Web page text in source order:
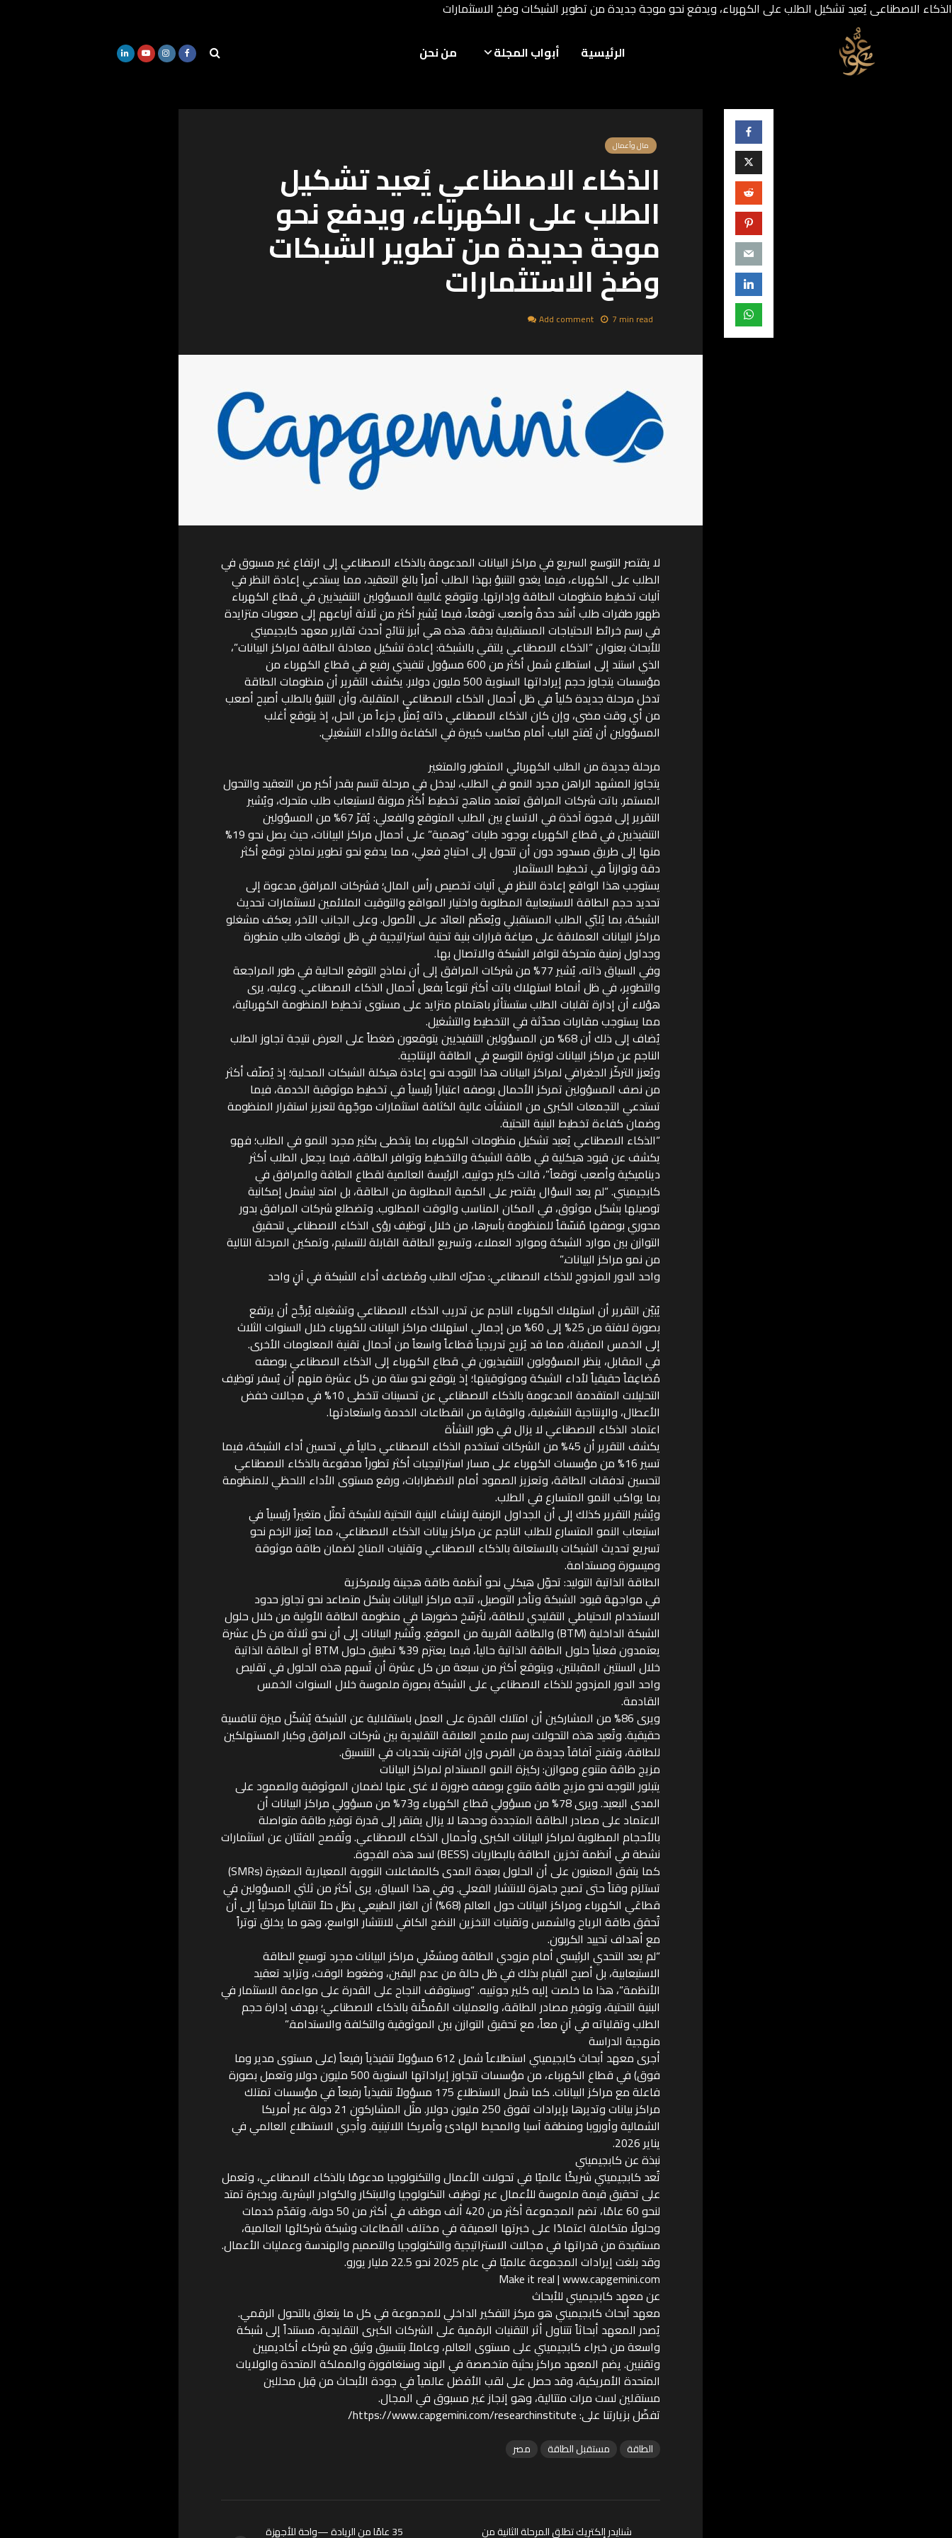
الذكاء الاصطناعي يُعيد تشكيل الطلب على الكهرباء، ويدفع نحو موجة جديدة من تطوير الشبكات وضخ الاستثمارات
الرئيسية أبواب المجلة من نحن
مال وأعمال
الذكاء الاصطناعي يُعيد تشكيل
الطلب على الكهرباء، ويدفع نحو
موجة جديدة من تطوير الشبكات
وضخ الاستثمارات
7 min read
Add comment
لا يقتصر التوسع السريع في مراكز البيانات المدعومة بالذكاء الاصطناعي إلى ارتفاع غير مسبوق في
الطلب على الكهرباء، فيما يغدو التنبؤ بهذا الطلب أمراً بالغ التعقيد، مما يستدعي إعادة النظر في
آليات تخطيط منظومات الطاقة وإدارتها. وتتوقع غالبية المسؤولين التنفيذيين في قطاع الكهرباء
ظهور طفرات طلب أشد حدةً وأصعب توقعاً، فيما يُشير أكثر من ثلاثة أرباعهم إلى صعوبات متزايدة
في رسم خرائط الاحتياجات المستقبلية بدقة. هذه هي أبرز نتائج أحدث تقارير معهد كابجيميني
للأبحاث بعنوان “الذكاء الاصطناعي يلتقي بالشبكة: إعادة تشكيل معادلة الطاقة لمراكز البيانات”،
الذي استند إلى استطلاع شمل أكثر من 600 مسؤول تنفيذي رفيع في قطاع الكهرباء من
مؤسسات يتجاوز حجم إيراداتها السنوية 500 مليون دولار. يكشف التقرير أن منظومات الطاقة
تدخل مرحلة جديدة كلياً في ظل أحمال الذكاء الاصطناعي المتقلبة، وأن التنبؤ بالطلب أصبح أصعب
من أي وقت مضى، وإن كان الذكاء الاصطناعي ذاته يُمثّل جزءاً من الحل، إذ يتوقع أغلب
المسؤولين أن يُفتح الباب أمام مكاسب كبيرة في الكفاءة والأداء التشغيلي.
مرحلة جديدة من الطلب الكهربائي المتطور والمتغير
يتجاوز المشهد الراهن مجرد النمو في الطلب، ليدخل في مرحلة تتسم بقدر أكبر من التعقيد والتحول
المستمر. باتت شركات المرافق تعتمد مناهج تخطيط أكثر مرونة لاستيعاب طلب متحرك، ويُشير
التقرير إلى فجوة آخذة في الاتساع بين الطلب المتوقع والفعلي: يُقرّ 67% من المسؤولين
التنفيذيين في قطاع الكهرباء بوجود طلبات “وهمية” على أحمال مراكز البيانات، حيث يصل نحو 19%
منها إلى طريق مسدود دون أن تتحول إلى احتياج فعلي، مما يدفع نحو تطوير نماذج توقع أكثر
دقة وتوازناً في تخطيط الاستثمار.
يستوجب هذا الواقع إعادة النظر في آليات تخصيص رأس المال؛ فشركات المرافق مدعوة إلى
تحديد حجم الطاقة الاستيعابية المطلوبة واختيار المواقع والتوقيت الملائمين لاستثمارات تحديث
الشبكة، بما يُلبّي الطلب المستقبلي ويُعظّم العائد على الأصول. وعلى الجانب الآخر، يعكف مشغلو
مراكز البيانات العملاقة على صياغة قرارات بنية تحتية استراتيجية في ظل توقعات طلب متطورة
وجداول زمنية متحركة لتوافر الشبكة والاتصال بها.
وفي السياق ذاته، يُشير 77% من شركات المرافق إلى أن نماذج التوقع الحالية في طور المراجعة
والتطوير، في ظل أنماط استهلاك باتت أكثر تنوعاً بفعل أحمال الذكاء الاصطناعي. وعليه، يرى
هؤلاء أن إدارة تقلبات الطلب ستستأثر باهتمام متزايد على مستوى تخطيط المنظومة الكهربائية،
مما يستوجب مقاربات محدّثة في التخطيط والتشغيل.
يُضاف إلى ذلك أن 68% من المسؤولين التنفيذيين يتوقعون ضغطاً على العرض نتيجة تجاوز الطلب
الناجم عن مراكز البيانات لوتيرة التوسع في الطاقة الإنتاجية.
ويُعزز التركّز الجغرافي لمراكز البيانات هذا التوجه نحو إعادة هيكلة الشبكات المحلية؛ إذ يُصنّف أكثر
من نصف المسؤولين تمركز الأحمال بوصفه اعتباراً رئيسياً في تخطيط موثوقية الخدمة، فيما
تستدعي التجمعات الكبرى من المنشآت عالية الكثافة استثمارات موجّهة لتعزيز استقرار المنظومة
وضمان كفاءة تخطيط البنية التحتية.
“الذكاء الاصطناعي يُعيد تشكيل منظومات الكهرباء بما يتخطى بكثير مجرد النمو في الطلب؛ فهو
يكشف عن قيود هيكلية في طاقة الشبكة والتخطيط وتوافر الطاقة، فيما يجعل الطلب أكثر
ديناميكية وأصعب توقعاً”، قالت كلير جوتييه، الرئيسة العالمية لقطاع الطاقة والمرافق في
كابجيميني. “لم يعد السؤال يقتصر على الكمية المطلوبة من الطاقة، بل امتد ليشمل إمكانية
توصيلها بشكل موثوق، في المكان المناسب والوقت المطلوب. وتضطلع شركات المرافق بدور
محوري بوصفها مُنسّقاً للمنظومة بأسرها، من خلال توظيف رؤى الذكاء الاصطناعي لتحقيق
التوازن بين موارد الشبكة وموارد العملاء، وتسريع الطاقة القابلة للتسليم، وتمكين المرحلة التالية
من نمو مراكز البيانات.”
واحد الدور المزدوج للذكاء الاصطناعي: محرّك الطلب ومُضاعف أداء الشبكة في آنٍ واحد
يُبيّن التقرير أن استهلاك الكهرباء الناجم عن تدريب الذكاء الاصطناعي وتشغيله يُرجَّح أن يرتفع
بصورة لافتة من 25% إلى 60% من إجمالي استهلاك مراكز البيانات للكهرباء خلال السنوات الثلاث
إلى الخمس المقبلة، مما قد يُزيح تدريجياً قطاعاً واسعاً من أحمال تقنية المعلومات الأخرى.
في المقابل، ينظر المسؤولون التنفيذيون في قطاع الكهرباء إلى الذكاء الاصطناعي بوصفه
مُضاعِفاً حقيقياً لأداء الشبكة وموثوقيتها؛ إذ يتوقع نحو ستة من كل عشرة منهم أن يُسفر توظيف
التحليلات المتقدمة المدعومة بالذكاء الاصطناعي عن تحسينات تتخطى 10% في مجالات خفض
الأعطال، والإنتاجية التشغيلية، والوقاية من انقطاعات الخدمة واستعادتها.
اعتماد الذكاء الاصطناعي لا يزال في طور النشأة
يكشف التقرير أن 45% من الشركات تستخدم الذكاء الاصطناعي حالياً في تحسين أداء الشبكة، فيما
تسير 16% من مؤسسات الكهرباء على مسار استراتيجيات أكثر تطوراً مدفوعة بالذكاء الاصطناعي
لتحسين تدفقات الطاقة، وتعزيز الصمود أمام الاضطرابات، ورفع مستوى الأداء اللحظي للمنظومة
بما يواكب النمو المتسارع في الطلب.
ويُشير التقرير كذلك إلى أن الجداول الزمنية لإنشاء البنية التحتية للشبكة تُمثّل متغيراً رئيسياً في
استيعاب النمو المتسارع للطلب الناجم عن مراكز بيانات الذكاء الاصطناعي، مما يُعزز الزخم نحو
تسريع تحديث الشبكات بالاستعانة بالذكاء الاصطناعي وتقنيات المناخ لضمان طاقة موثوقة
وميسورة ومستدامة.
الطاقة الذاتية التوليد: تحوّل هيكلي نحو أنظمة طاقة هجينة ولامركزية
في مواجهة قيود الشبكة وتأخر التوصيل، تتجه مراكز البيانات بشكل متصاعد نحو تجاوز حدود
الاستخدام الاحتياطي التقليدي للطاقة، لتُرسّخ حضورها في منظومة الطاقة الأولية من خلال حلول
الشبكة الداخلية (BTM) والطاقة القريبة من الموقع. وتُشير البيانات إلى أن نحو ثلاثة من كل عشرة
يعتمدون فعلياً حلول الطاقة الذاتية حالياً، فيما يعتزم 39% تطبيق حلول BTM أو الطاقة الذاتية
خلال السنتين المقبلتين، ويتوقع أكثر من سبعة من كل عشرة أن تُسهم هذه الحلول في تقليص
واحد الدور المزدوج للذكاء الاصطناعي على الشبكة بصورة ملموسة خلال السنوات الخمس
القادمة.
ويرى 86% من المشاركين أن امتلاك القدرة على العمل باستقلالية عن الشبكة يُشكّل ميزة تنافسية
حقيقية. وتُعيد هذه التحولات رسم ملامح العلاقة التقليدية بين شركات المرافق وكبار المستهلكين
للطاقة، وتفتح آفاقاً جديدة من الفرص وإن اقترنت بتحديات في التنسيق.
مزيج طاقة متنوع وموازن: ركيزة النمو المستدام لمراكز البيانات
يتبلور التوجه نحو مزيج طاقة متنوع بوصفه ضرورة لا غنى عنها لضمان الموثوقية والصمود على
المدى البعيد. ويرى 78% من مسؤولي قطاع الكهرباء و73% من مسؤولي مراكز البيانات أن
الاعتماد على مصادر الطاقة المتجددة وحدها لا يزال يفتقر إلى قدرة توفير طاقة متواصلة
بالأحجام المطلوبة لمراكز البيانات الكبرى وأحمال الذكاء الاصطناعي. وتُفصح الفئتان عن استثمارات
نشطة في أنظمة تخزين الطاقة بالبطاريات (BESS) لسد هذه الفجوة.
كما يتفق المعنيون على أن الحلول بعيدة المدى كالمفاعلات النووية المعيارية الصغيرة (SMRs)
تستلزم وقتاً حتى تصبح جاهزة للانتشار الفعلي. وفي هذا السياق، يرى أكثر من ثلثي المسؤولين في
قطاعَي الكهرباء ومراكز البيانات حول العالم (68%) أن الغاز الطبيعي يظل حلاً انتقالياً مرحلياً إلى أن
تُحقق طاقة الرياح والشمس وتقنيات التخزين النضج الكافي للانتشار الواسع، وهو ما يخلق توتراً
مع أهداف تحييد الكربون.
“لم يعد التحدي الرئيسي أمام مزودي الطاقة ومشغّلي مراكز البيانات مجرد توسيع الطاقة
الاستيعابية، بل أصبح القيام بذلك في ظل حالة من عدم اليقين، وضغوط الوقت، وتزايد تعقيد
الأنظمة”، هذا ما خلصت إليه كلير جوتييه. “وسيتوقف النجاح على القدرة على مواءمة الاستثمار في
البنية التحتية، وتوفير مصادر الطاقة، والعمليات المُمكَّنة بالذكاء الاصطناعي؛ بهدف إدارة حجم
الطلب وتقلباته في آنٍ معاً، مع تحقيق التوازن بين الموثوقية والتكلفة والاستدامة.”
منهجية الدراسة
أجرى معهد أبحاث كابجيميني استطلاعاً شمل 612 مسؤولاً تنفيذياً رفيعاً (على مستوى مدير وما
فوق) في قطاع الكهرباء، من مؤسسات تتجاوز إيراداتها السنوية 500 مليون دولار وتعمل بصورة
فاعلة مع مراكز البيانات. كما شمل الاستطلاع 175 مسؤولاً تنفيذياً رفيعاً في مؤسسات تمتلك
مراكز بيانات وتديرها بإيرادات تفوق 250 مليون دولار. مثّل المشاركون 21 دولة عبر أمريكا
الشمالية وأوروبا ومنطقة آسيا والمحيط الهادئ وأمريكا اللاتينية. وأُجري الاستطلاع العالمي في
يناير 2026.
نبذة عن كابجيميني
تُعد كابجيميني شريكًا عالميًا في تحولات الأعمال والتكنولوجيا مدعومًا بالذكاء الاصطناعي، وتعمل
على تحقيق قيمة ملموسة للأعمال عبر توظيف التكنولوجيا والابتكار والكوادر البشرية. وبخبرة تمتد
لنحو 60 عامًا، تضم المجموعة أكثر من 420 ألف موظف في أكثر من 50 دولة، وتقدّم خدمات
وحلولًا متكاملة اعتمادًا على خبرتها العميقة في مختلف القطاعات وشبكة شركائها العالمية،
مستفيدة من قدراتها في مجالات الاستراتيجية والتكنولوجيا والتصميم والهندسة وعمليات الأعمال.
وقد بلغت إيرادات المجموعة عالميًا في عام 2025 نحو 22.5 مليار يورو.
Make it real | www.capgemini.com
عن معهد كابجيميني للأبحاث
معهد أبحاث كابجيميني هو مركز التفكير الداخلي للمجموعة في كل ما يتعلق بالتحول الرقمي.
يُصدر المعهد أبحاثاً تتناول أثر التقنيات الرقمية على الشركات الكبرى التقليدية، مستنداً إلى شبكة
واسعة من خبراء كابجيميني على مستوى العالم، وعاملاً بتنسيق وثيق مع شركاء أكاديميين
وتقنيين. يضم المعهد مراكز بحثية متخصصة في الهند وسنغافورة والمملكة المتحدة والولايات
المتحدة الأمريكية، وقد حصل على لقب الأفضل عالمياً في جودة الأبحاث من قِبل محللين
مستقلين لست مرات متتالية، وهو إنجاز غير مسبوق في المجال.
تفضّل بزيارتنا على: https://www.capgemini.com/researchinstitute/
الطاقة مستقبل الطاقة مصر
شنايدر إلكتريك تطلق المرحلة الثانية من 35 عامًا من الريادة —واحة للأجهزة